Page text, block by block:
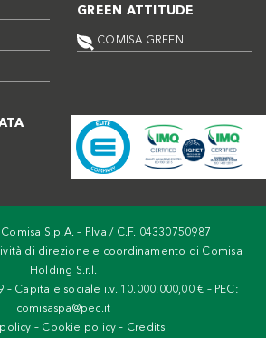
GREEN ATTITUDE
COMISA GREEN
S.p.A. – P.Iva / C.F. 04330750987
di direzione e coordinamento di Comisa
Holding S.r.l.
– Capitale sociale i.v. 10.000.000,00 € – PEC:
comisaspa@pec.it
policy – Cookie policy – Credits